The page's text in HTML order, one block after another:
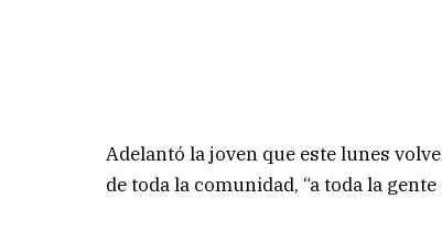
Adelantó la joven que este lunes
de toda la comunidad, “a toda la